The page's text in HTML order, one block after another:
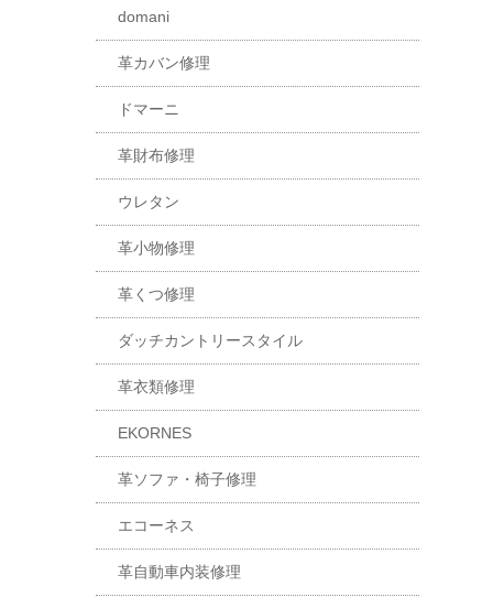
domani
革カバン修理
ドマーニ
革財布修理
ウレタン
革小物修理
革くつ修理
ダッチカントリースタイル
革衣類修理
EKORNES
革ソファ・椅子修理
エコーネス
革自動車内装修理